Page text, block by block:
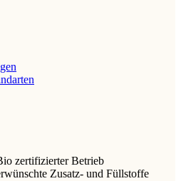
zertifizierter Betrieb
Zusatz- und Füllstoffe